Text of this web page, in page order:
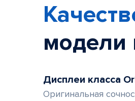
модели
Дисплеи класса
Оригинальная